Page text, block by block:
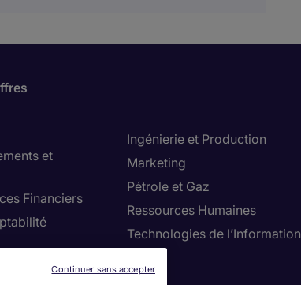
et
Financiers
Ingénierie et Production
Marketing
Pétrole et Gaz
Ressources Humaines
Technologies de l’Information
Continuer sans accepter